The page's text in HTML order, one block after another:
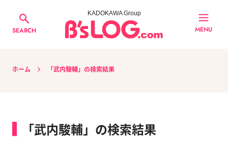
SEARCH
KADOKAWA Group
MENU
ホーム 「武内駿輔」の検索結果
「武内駿輔」の検索結果